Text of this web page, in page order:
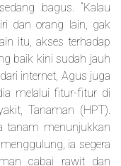
bagus. “Kalau
dan orang lain, gak
itu, akses terhadap
baik kini sudah jauh
internet, Agus juga
melalui fitur-fitur di
Tanaman (HPT).
tanam menunjukkan
ia segera
cabai rawit dan